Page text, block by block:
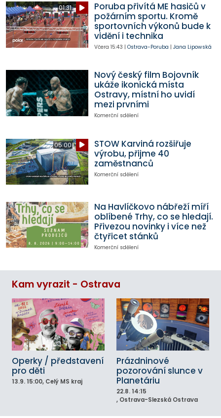
01:31
Poruba přivítá ME hasičů v
požárním sportu. Kromě
sportovních výkonů bude k
vidění i technika
Včera 15:43 | Ostrava-Poruba | Jana Lipowská
Nový český film Bojovník
ukáže ikonická místa
Ostravy, místní ho uvidí
mezi prvními
Komerční sdělení
05:00
STOW Karviná rozšiřuje
výrobu, přijme 40
zaměstnanců
Komerční sdělení
Na Havlíčkovo nábřeží míří
oblíbené Trhy, co se hledají.
Přivezou novinky i více než
čtyřicet stánků
Komerční sdělení
Kam vyrazit - Ostrava
Operky / představení
pro děti
13.9. 15:00, Celý MS kraj
Prázdninové
pozorování slunce v
Planetáriu
22.8. 14:15
, Ostrava-Slezská Ostrava